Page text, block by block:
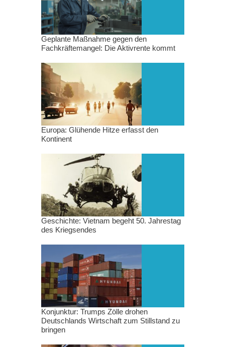
Geplante Maßnahme gegen den
Fachkräftemangel: Die Aktivrente kommt
Europa: Glühende Hitze erfasst den
Kontinent
Geschichte: Vietnam begeht 50. Jahrestag
des Kriegsendes
Konjunktur: Trumps Zölle drohen
Deutschlands Wirtschaft zum Stillstand zu
bringen